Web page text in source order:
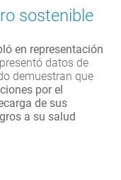
sostenible
en representación
datos de
demuestran que
por el
de sus
a su salud